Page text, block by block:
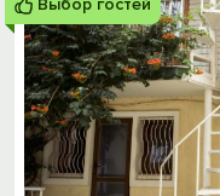
Выбор гостей